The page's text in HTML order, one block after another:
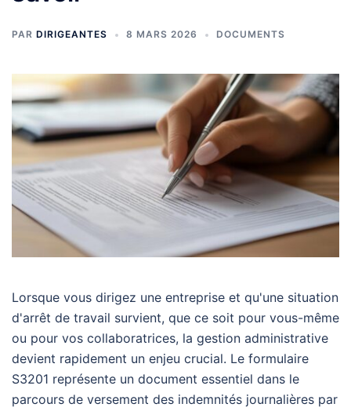
PAR DIRIGEANTES 8 MARS 2026 DOCUMENTS
Lorsque vous dirigez une entreprise et qu'une situation
d'arrêt de travail survient, que ce soit pour vous-même
ou pour vos collaboratrices, la gestion administrative
devient rapidement un enjeu crucial. Le formulaire
S3201 représente un document essentiel dans le
parcours de versement des indemnités journalières par